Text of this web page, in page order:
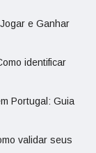
e Ganhar
identificar
Portugal: Guia
validar seus